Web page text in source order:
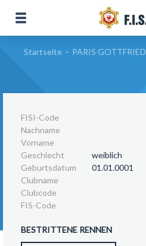
Startseite - PARIS GOTTFRIED
FISI-Code
Nachname
Vorname
Geschlecht
weiblich
Geburtsdatum
01.01.0001
Clubname
Clubcode
FIS-Code
BESTRITTENE RENNEN